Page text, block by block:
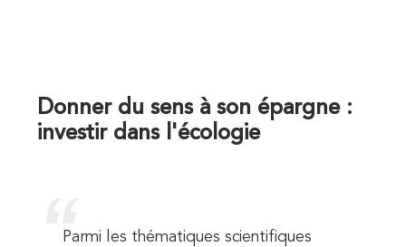
Donner du sens à son épargne :
investir dans l'écologie
Parmi les thématiques scientifiques